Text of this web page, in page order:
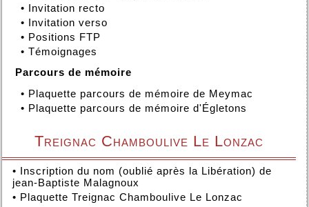
• Invitation recto
• Invitation verso
• Positions FTP
• Témoignages
Parcours de mémoire
• Plaquette parcours de mémoire de Meymac
• Plaquette parcours de mémoire d'Égletons
Treignac Chamboulive Le Lonzac
• Inscription du nom (oublié après la Libération) de
jean-Baptiste Malagnoux
• Plaquette Treignac Chamboulive Le Lonzac